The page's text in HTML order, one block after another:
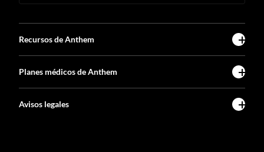
Recursos de Anthem
Planes médicos de Anthem
Avisos legales